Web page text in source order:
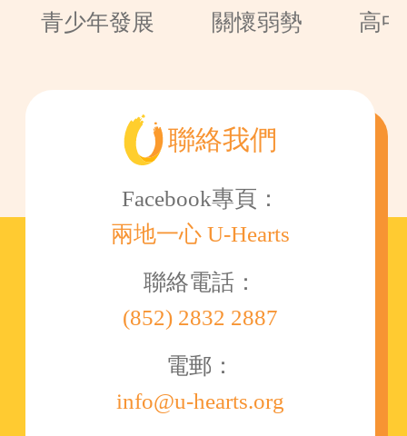
青少年發展 關懷弱勢 高
聯絡我們
Facebook專頁：
兩地一心 U-Hearts
聯絡電話：
(852) 2832 2887
電郵：
info@u-hearts.org